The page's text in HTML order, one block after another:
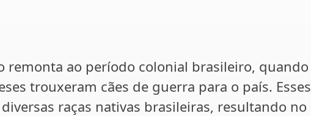
remonta ao período colonial brasileiro, quando
trouxeram cães de guerra para o país. Esses
raças nativas brasileiras, resultando no